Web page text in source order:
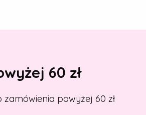
60 zł
powyżej 60 zł